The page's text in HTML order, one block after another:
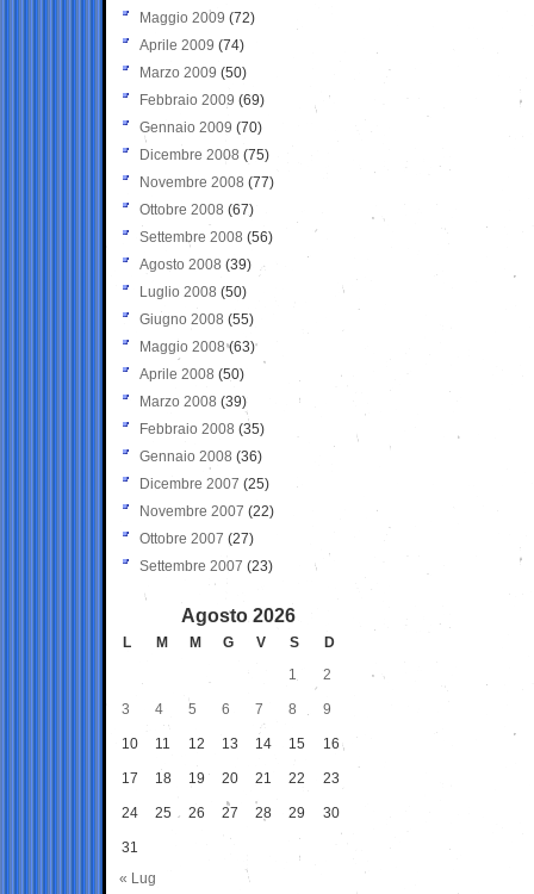
Maggio 2009 (72)
Aprile 2009 (74)
Marzo 2009 (50)
Febbraio 2009 (69)
Gennaio 2009 (70)
Dicembre 2008 (75)
Novembre 2008 (77)
Ottobre 2008 (67)
Settembre 2008 (56)
Agosto 2008 (39)
Luglio 2008 (50)
Giugno 2008 (55)
Maggio 2008(63)
Aprile 2008 (50)
Marzo 2008 (39)
Febbraio 2008 (35)
Gennaio 2008 (36)
Dicembre 2007 (25)
Novembre 2007 (22)
Ottobre 2007 (27)
Settembre 2007 (23)
Agosto 2026
L M M G V S
D
1
2
3 4 5 6 7 8 9
10 11 12 13 14 15 16
17 18 19 20 21 22 23
24 25 26 27 28 29 30
31
« Lug